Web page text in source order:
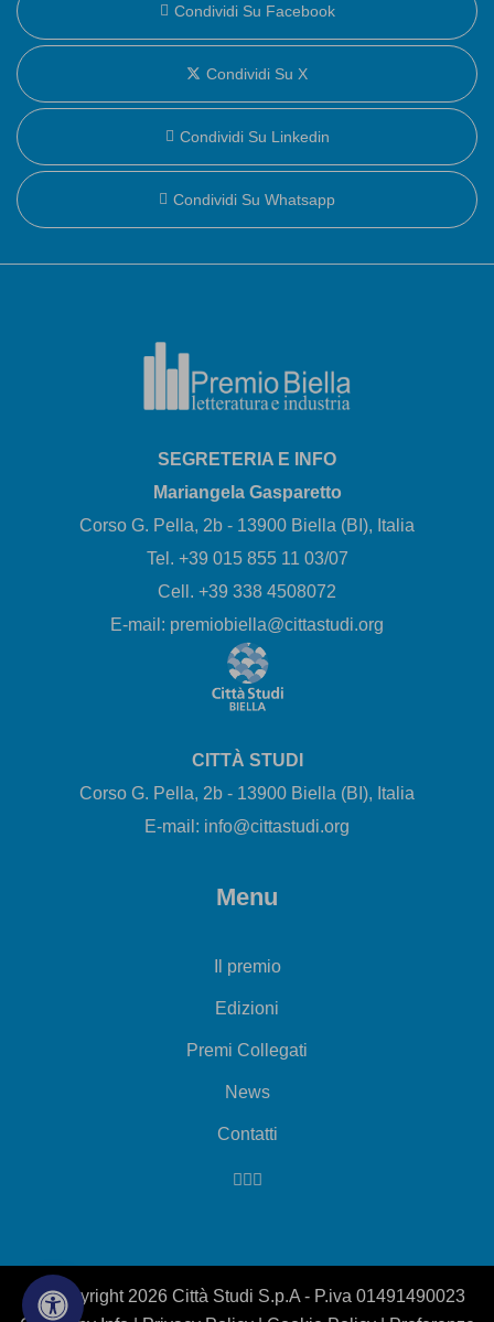
Condividi Su Facebook
Condividi Su X
Condividi Su Linkedin
Condividi Su Whatsapp
SEGRETERIA E INFO
Mariangela Gasparetto
Corso G. Pella, 2b - 13900 Biella (BI), Italia
Tel. +39 015 855 11 03/07
Cell. +39 338 4508072
E-mail: premiobiella@cittastudi.org
CITTÀ STUDI
Corso G. Pella, 2b - 13900 Biella (BI), Italia
E-mail: info@cittastudi.org
Menu
Il premio
Edizioni
Premi Collegati
News
Contatti
© Copyright 2026 Città Studi S.p.A - P.iva 01491490023